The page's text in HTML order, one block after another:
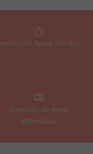
hasta 100 días
Dirección de envío
alternativa